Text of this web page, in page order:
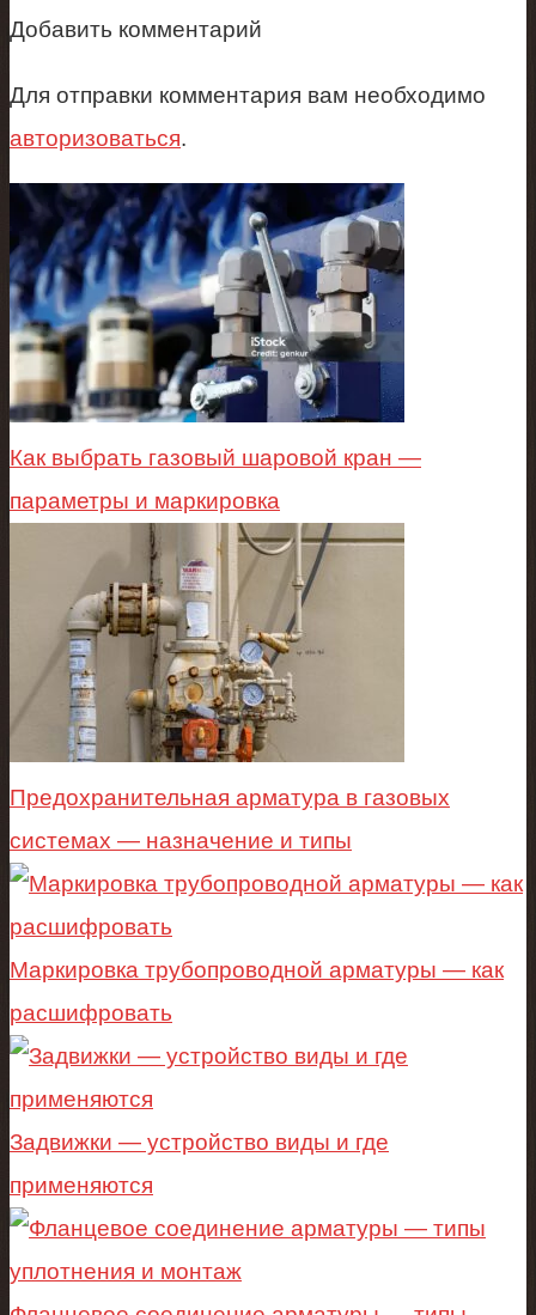
Добавить комментарий
Для отправки комментария вам необходимо
авторизоваться.
Как выбрать газовый шаровой кран —
параметры и маркировка
Предохранительная арматура в газовых
системах — назначение и типы
Маркировка трубопроводной арматуры — как
расшифровать
Задвижки — устройство виды и где
применяются